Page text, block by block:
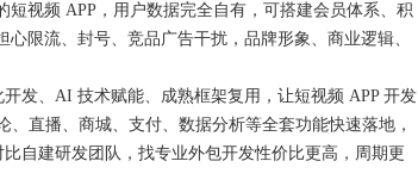
视频 APP，用户数据完全自有，可搭建会员体系、积
限流、封号、竞品广告干扰，品牌形象、商业逻辑、
发、AI 技术赋能、成熟框架复用，让短视频 APP 开发
直播、商城、支付、数据分析等全套功能快速落地，
自建研发团队，找专业外包开发性价比更高，周期更